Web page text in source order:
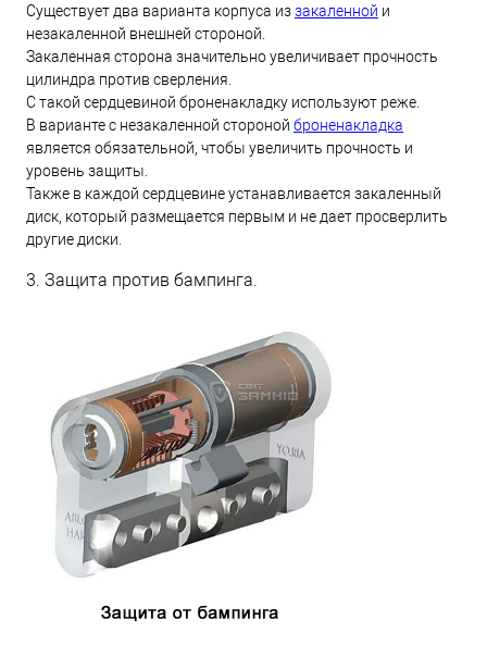
Существует два варианта корпуса иззакаленной и
незакаленной внешней стороной.
Закаленная сторона значительно увеличивает прочность
цилиндра против сверления.
С такой сердцевиной броненакладку используют реже.
В варианте с незакаленной стороной броненакладка
является обязательной, чтобы увеличить прочность и
уровень защиты.
Также в каждой сердцевине устанавливается закаленный
диск, который размещается первым и не дает просверлить
другие диски.
3. Защита против бампинга.